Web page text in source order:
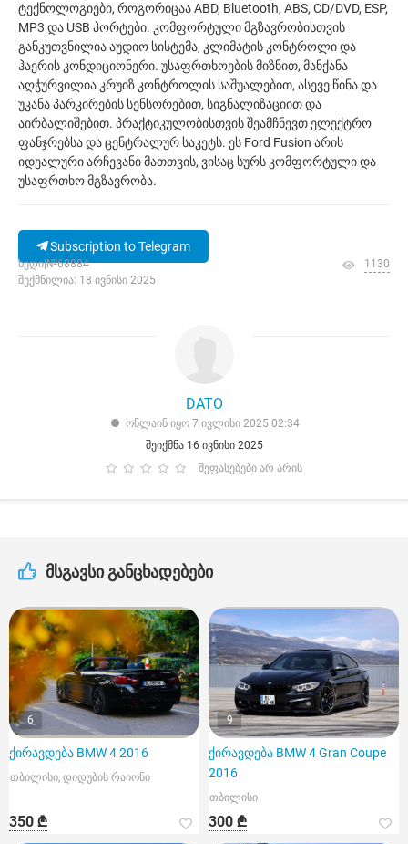
ტექნოლოგიები, როგორიცაა ABD, Bluetooth, ABS, CD/DVD, ESP,
MP3 და USB პორტები. კომფორტული მგზავრობისთვის
განკუთვნილია აუდიო სისტემა, კლიმატის კონტროლი და
ჰაერის კონდიციონერი. უსაფრთხოების მიზნით, მანქანა
აღჭურვილია კრუიზ კონტროლის საშუალებით, ასევე წინა და
უკანა პარკირების სენსორებით, სიგნალიზაციით და
აირბალიშებით. პრაქტიკულობისთვის შეამჩნევთ ელექტრო
ფანჯრებსა და ცენტრალურ საკეტს. ეს Ford Fusion არის
იდეალური არჩევანი მათთვის, ვისაც სურს კომფორტული და
უსაფრთხო მგზავრობა.
Subscription to Telegram
ხედი|№68884
შექმნილია: 18 ივნისი 2025
1130
DATO
ონლაინ იყო 7 ივლისი 2025 02:34
შეიქმნა 16 ივნისი 2025
შეფასებები არ არის
მსგავსი განცხადებები
6
ქირავდება BMW 4 2016
თბილისი, დიდუბის რაიონი
350 ₾
9
ქირავდება BMW 4 Gran Coupe
2016
თბილისი
300 ₾